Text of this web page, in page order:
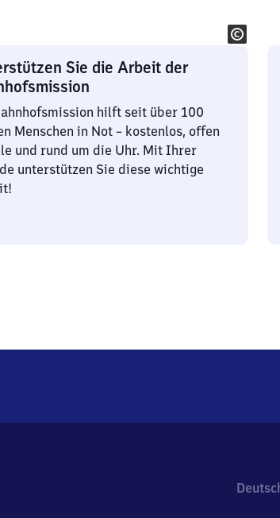
Sie die Arbeit der
hilft seit über 100
Menschen in Not – kostenlos, offen
und rund um die Uhr. Mit Ihrer
unterstützen Sie diese wichtige